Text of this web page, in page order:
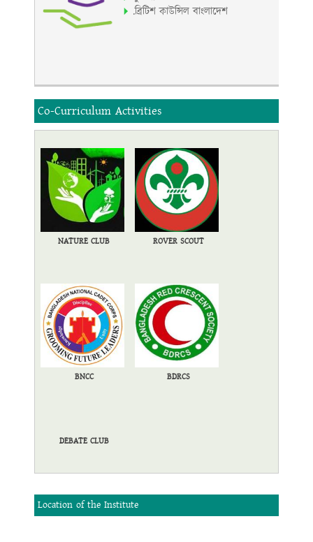
.ব্রিটিশ কাউন্সিল বাংলাদেশ
Co-Curriculum Activities
NATURE CLUB ROVER SCOUT
BNCC BDRCS
DEBATE CLUB
Location of the Institute